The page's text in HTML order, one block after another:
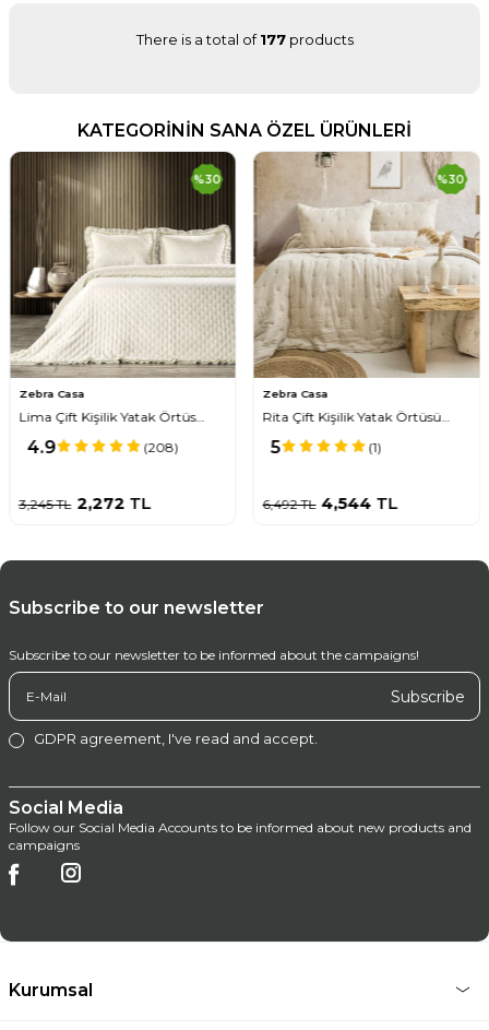
There is a total of177products
KATEGORİNİN SANA ÖZEL ÜRÜNLERİ
%30
Zebra Casa
Rita Çift Kişilik Yatak Örtüsü Takımı / Bej
5 (1)
6,492TL 4,544 TL
%30
Zebra Casa
Rita Çift Kişilik Yatak Örtüsü Takımı / Krem
4.8
6,492TL 4,544 TL
Subscribe to our newsletter
Subscribe to our newsletter to be informed about the campaigns!
Subscribe
GDPR agreement , I've read and accept.
Social Media
Follow our Social Media Accounts to be informed about new products and
campaigns
Kurumsal